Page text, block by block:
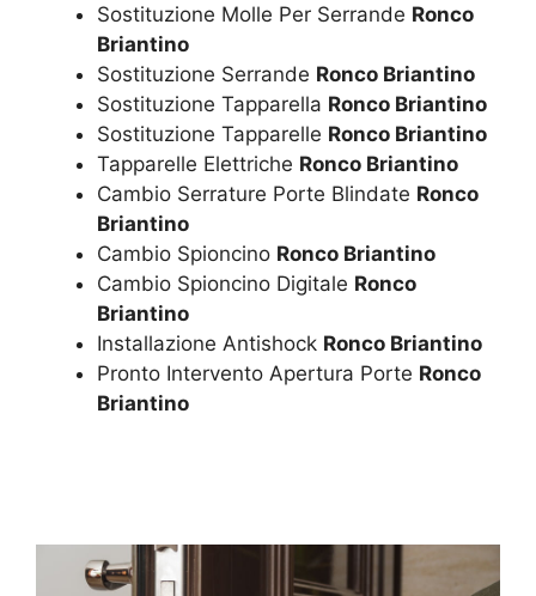
Sostituzione Molle Per Serrande Ronco
Briantino
Sostituzione Serrande Ronco Briantino
Sostituzione Tapparella Ronco Briantino
Sostituzione Tapparelle Ronco Briantino
Tapparelle Elettriche Ronco Briantino
Cambio Serrature Porte Blindate Ronco
Briantino
Cambio Spioncino Ronco Briantino
Cambio Spioncino Digitale Ronco
Briantino
Installazione Antishock Ronco Briantino
Pronto Intervento Apertura Porte Ronco
Briantino